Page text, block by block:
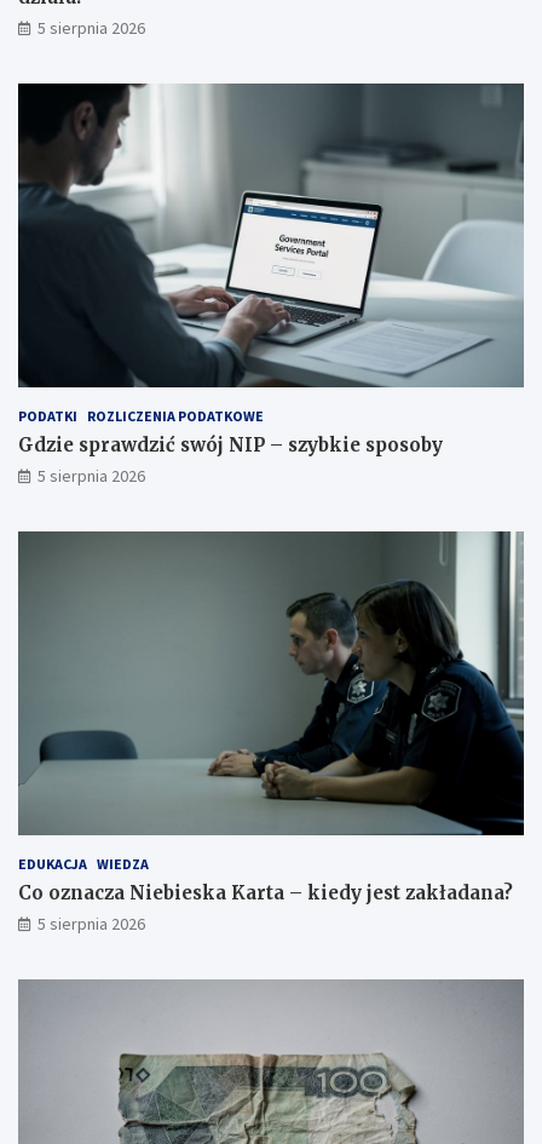
5 sierpnia 2026
PODATKI ROZLICZENIA PODATKOWE
Gdzie sprawdzić swój NIP – szybkie sposoby
5 sierpnia 2026
EDUKACJA WIEDZA
Co oznacza Niebieska Karta – kiedy jest zakładana?
5 sierpnia 2026